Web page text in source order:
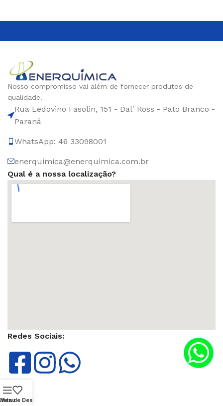
Nosso compromisso vai além de fornecer produtos de
qualidade.
Rua Ledovino Fasolin, 151 - Dal' Ross - Pato Branco -
Paraná
WhatsApp: 46 33098001
enerquimica@enerquimica.com.br
Qual é a nossa localização?
Redes Sociais:
Menude Desejos